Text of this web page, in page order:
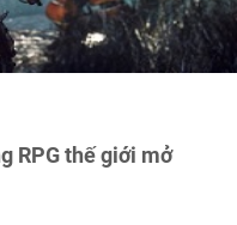
RPG thế giới mở